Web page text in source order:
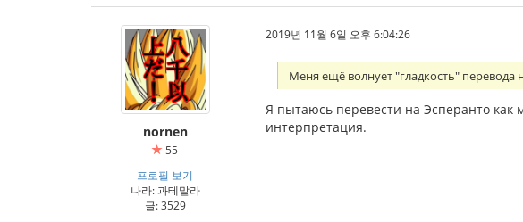
nornen
55
프로필 보기
나라: 과테말라
글: 3529
2019년 11월 6일 오후 6:04:26
Меня ещё волнует "гладкость" перевода
Я пытаюсь перевести на Эсперанто как
интерпретация.